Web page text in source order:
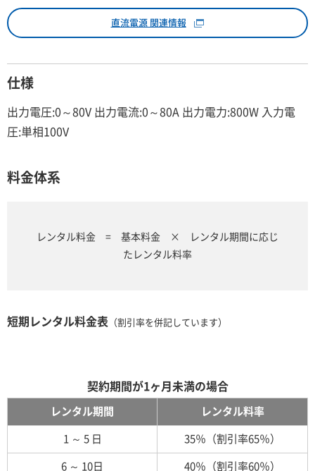
直流電源 関連情報
仕様
出力電圧:0～80V 出力電流:0～80A 出力電力:800W 入力電
圧:単相100V
料金体系
レンタル料金 = 基本料金 × レンタル期間に応じ
たレンタル料率
短期レンタル料金表 （割引率を併記しています）
契約期間が1ヶ月未満の場合
レンタル期間 レンタル料率
1 ～ 5 日 35％（割引率65％）
6 ～ 10日 40％（割引率60％）